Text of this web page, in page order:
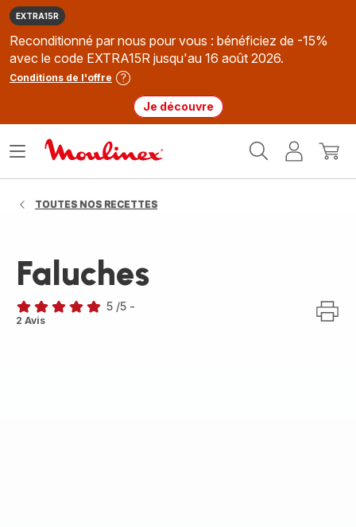
EXTRA15R
Reconditionné par nous pour vous : bénéficiez de -15%
avec le code EXTRA15R jusqu'au 16 août 2026.
Conditions de l'offre
Je découvre
MonMon
Ouvrir
TOUTES NOS RECETTES
Faluches
Avis
5 /5 -
2 Avis